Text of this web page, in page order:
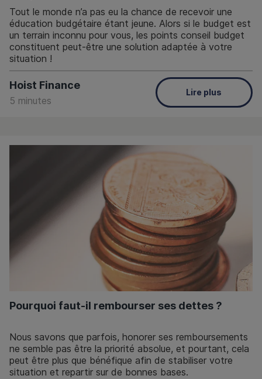
Tout le monde n’a pas eu la chance de recevoir une
éducation budgétaire étant jeune. Alors si le budget est
un terrain inconnu pour vous, les points conseil budget
constituent peut-être une solution adaptée à votre
situation !
Hoist Finance
5 minutes
Lire plus
Pourquoi faut-il rembourser ses dettes ?
Nous savons que parfois, honorer ses remboursements
ne semble pas être la priorité absolue, et pourtant, cela
peut être plus que bénéfique afin de stabiliser votre
situation et repartir sur de bonnes bases.